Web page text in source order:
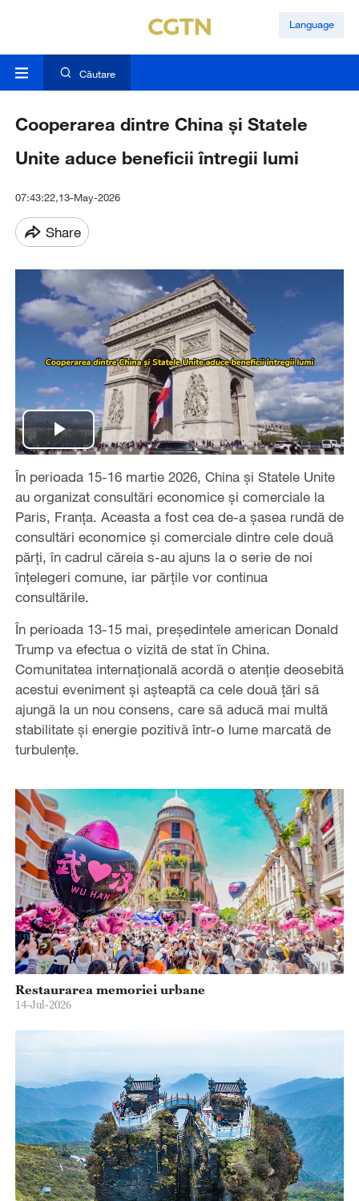
Language
Căutare
Cooperarea dintre China și Statele
Unite aduce beneficii întregii lumi
07:43:22,13-May-2026
Share
Play
Video
În perioada 15-16 martie 2026, China și Statele Unite
au organizat consultări economice și comerciale la
Paris, Franța. Aceasta a fost cea de-a șasea rundă de
consultări economice și comerciale dintre cele două
părți, în cadrul căreia s-au ajuns la o serie de noi
înțelegeri comune, iar părțile vor continua
consultările.
În perioada 13-15 mai, președintele american Donald
Trump va efectua o vizită de stat în China.
Comunitatea internațională acordă o atenție deosebită
acestui eveniment și așteaptă ca cele două țări să
ajungă la un nou consens, care să aducă mai multă
stabilitate și energie pozitivă într-o lume marcată de
turbulențe.
Restaurarea memoriei urbane
14-Jul-2026